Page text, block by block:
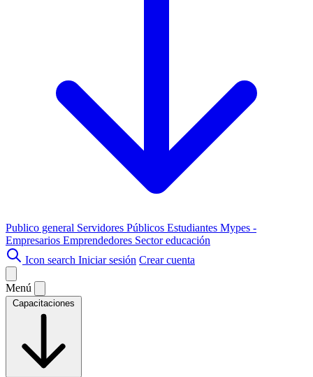
Publico general Servidores Públicos Estudiantes Mypes -
Empresarios Emprendedores Sector educación
Icon search Iniciar sesión Crear cuenta
Menú
Capacitaciones